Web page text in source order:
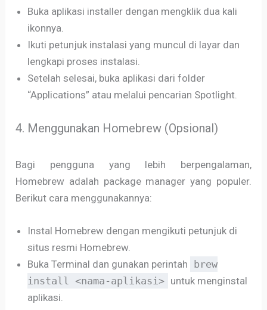
Buka aplikasi installer dengan mengklik dua kali
ikonnya.
Ikuti petunjuk instalasi yang muncul di layar dan
lengkapi proses instalasi.
Setelah selesai, buka aplikasi dari folder
“Applications” atau melalui pencarian Spotlight.
4. Menggunakan Homebrew (Opsional)
Bagi pengguna yang lebih berpengalaman,
Homebrew adalah package manager yang populer.
Berikut cara menggunakannya:
Instal Homebrew dengan mengikuti petunjuk di
situs resmi Homebrew.
Buka Terminal dan gunakan perintah brew
install <nama-aplikasi> untuk menginstal
aplikasi.